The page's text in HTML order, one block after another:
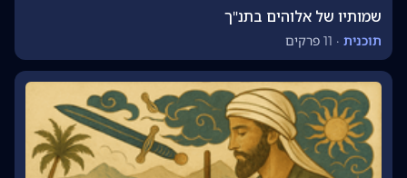
שמותיו של אלוהים בתנ"ך
תוכנית · 11 פרקים